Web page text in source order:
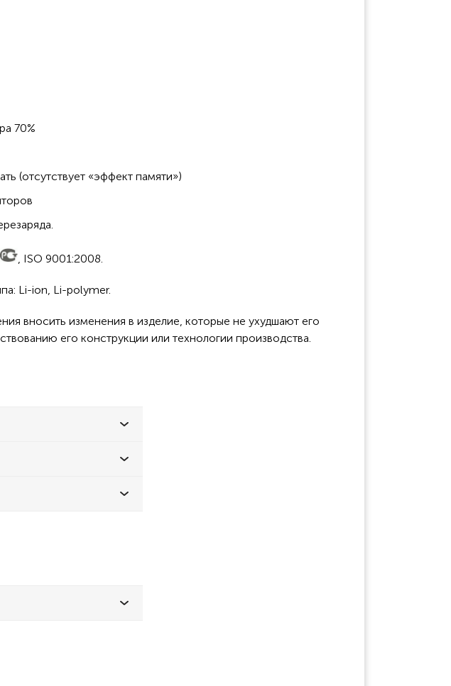
70%
(отсутствует «эффект памяти»)
, ISO 9001:2008.
Li-ion, Li-polymer.
вносить изменения в изделие, которые не ухудшают его
его конструкции или технологии производства.